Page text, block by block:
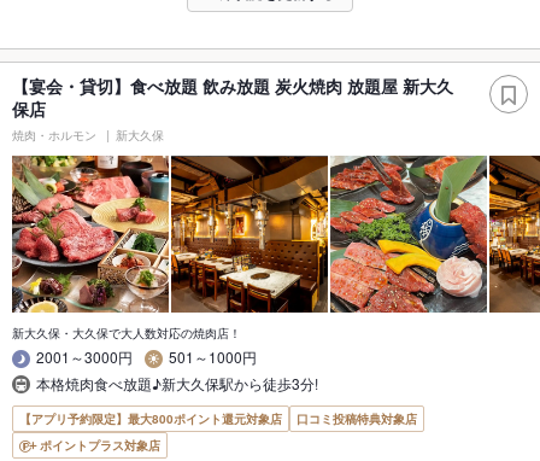
【宴会・貸切】食べ放題 飲み放題 炭火焼肉 放題屋 新大久
保店
焼肉・ホルモン 新大久保
新大久保・大久保で大人数対応の焼肉店！
2001～3000円
501～1000円
本格焼肉食べ放題♪新大久保駅から徒歩3分!
【アプリ予約限定】最大800ポイント還元対象店
口コミ投稿特典対象店
ポイントプラス対象店